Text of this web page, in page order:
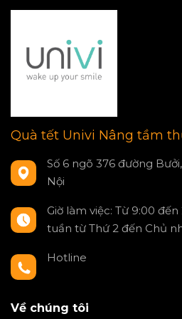
Quà tết Univi Nâng tầm
Số 6 ngõ 376 đường
Nội
Giờ làm việc: Từ 9:00
tuần từ Thứ 2 đến Chủ
Hotline
Về chúng tôi